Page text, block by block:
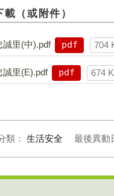
載（或附件）
誠里(中).pdf pdf 704
誠里(E).pdf pdf 674
類： 生活安全 最後異動